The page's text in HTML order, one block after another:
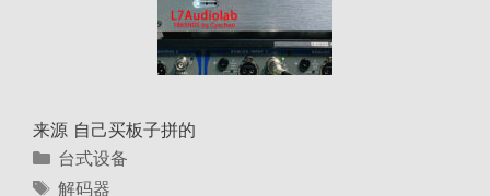
来源 自己买板子拼的
分
类
台式设备
标
解码器